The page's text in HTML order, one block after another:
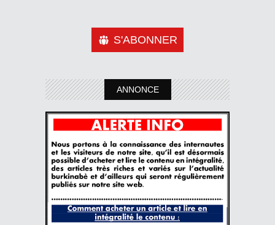
S'ABONNER
ANNONCE